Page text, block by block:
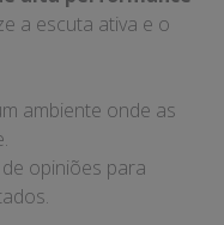
a escuta ativa e o
ambiente onde as
opiniões para